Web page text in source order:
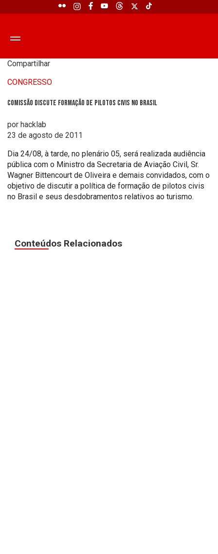
Compartilhar
CONGRESSO
Comissão discute formação de pilotos civis no Brasil
por hacklab
23 de agosto de 2011
Dia 24/08, à tarde, no plenário 05, será realizada audiência
pública com o Ministro da Secretaria de Aviação Civil, Sr.
Wagner Bittencourt de Oliveira e demais convidados, com o
objetivo de discutir a política de formação de pilotos civis
no Brasil e seus desdobramentos relativos ao turismo.
Conteúdos Relacionados